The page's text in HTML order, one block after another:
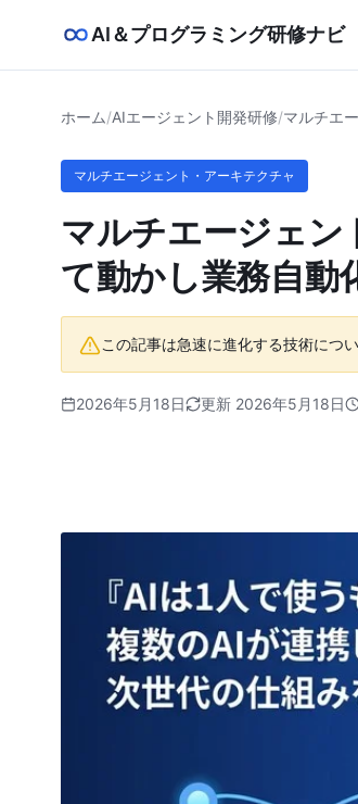
AI＆プログラミング研修ナビ
ホーム/AIエージェント開発研修/マルチエ
マルチエージェント・アーキテクチャ
マルチエージェン
て動かし業務自動
この記事は急速に進化する技術につ
2026年5月18日 更新 2026年5月18日